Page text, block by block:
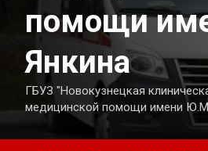
помощи
Янкина
ГБУЗ "Новокузнецкая
медицинской помощи имени